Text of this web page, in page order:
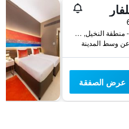
شارع الجزة - منطقة النخيل, رأس الخيمة, الامارات العربية المتحدة
عرض الصفقة